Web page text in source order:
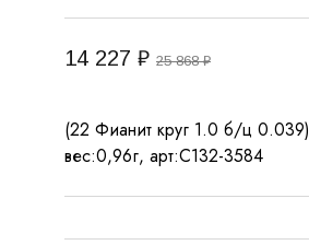
14 227 ₽ 25 868 ₽
(22 Фианит круг 1.0 б/ц
вес:0,96г, арт:С132-3584